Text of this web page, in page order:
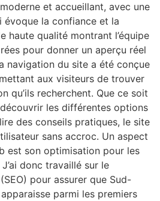
et accueillant, avec une
évoque la confiance et la
haute qualité montrant l’équipe
pour donner un aperçu réel
navigation du site a été conçue
aux visiteurs de trouver
qu’ils recherchent. Que ce soit
les différentes options
des conseils pratiques, le site
sans accroc. Un aspect
est son optimisation pour les
donc travaillé sur le
pour assurer que Sud-
parmi les premiers